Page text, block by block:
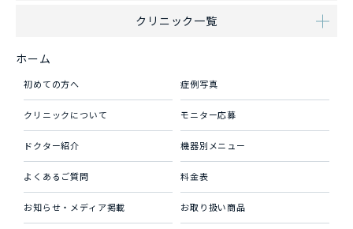
クリニック一覧
ホーム
初めての方へ 症例写真
クリニックについて モニター応募
ドクター紹介 機器別メニュー
よくあるご質問 料金表
お知らせ・メディア掲載 お取り扱い商品